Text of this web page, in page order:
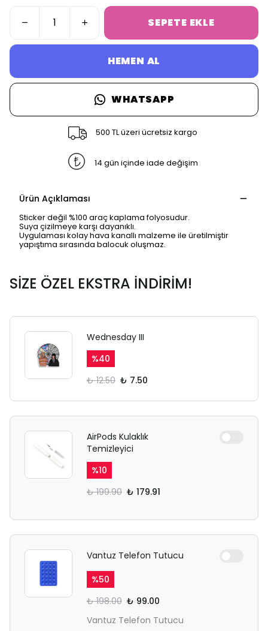
SEPETE EKLE
HEMEN AL
WHATSAPP
500 TL üzeri ücretsiz kargo
14 gün içinde iade değişim
Ürün Açıklaması
Sticker değil %100 araç kaplama folyosudur.
Suya çizilmeye karşı dayanıklı.
Uygulaması kolay hava kanallı malzeme ile üretilmiştir
yapıştıma sırasında balocuk oluşmaz.
SİZE ÖZEL EKSTRA İNDİRİM!
Wednesday III
%40
₺ 12.50 ₺ 7.50
AirPods Kulaklık
Temizleyici
%10
₺ 199.90 ₺ 179.91
Vantuz Telefon Tutucu
%50
₺ 198.00 ₺ 99.00
Vantuz Telefon Tutucu